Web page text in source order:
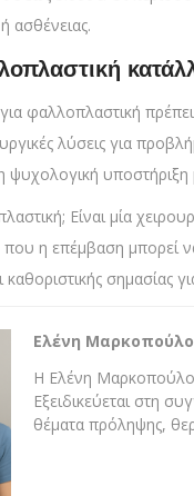
ασθένειας.
φαλλοπλαστική
λύσεις για
ψυχολογική
Είναι μία
η επέμβαση μπορεί
καθοριστικής σημασίας
Ελένη
Η Ελένη Μαρκοπούλου
Εξειδικεύεται στη
θέματα πρόληψης,